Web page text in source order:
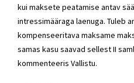
kui maksete peatamise antav
intressimääraga laenuga. Tuleb
kompenseeritava maksame
samas kasu saavad sellest II
kommenteeris Vallistu.